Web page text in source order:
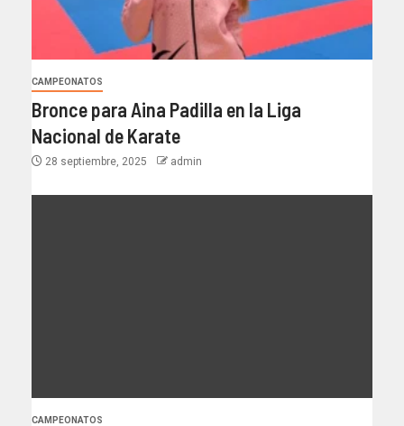
CAMPEONATOS
Bronce para Aina Padilla en la Liga
Nacional de Karate
28 septiembre, 2025 admin
CAMPEONATOS